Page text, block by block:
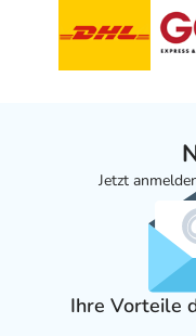
Jetzt
Ihre Vorteile